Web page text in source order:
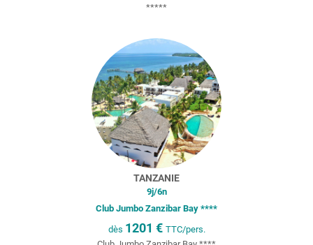
*****
TANZANIE
9j/6n
Club Jumbo Zanzibar Bay ****
dès 1201 € TTC/pers.